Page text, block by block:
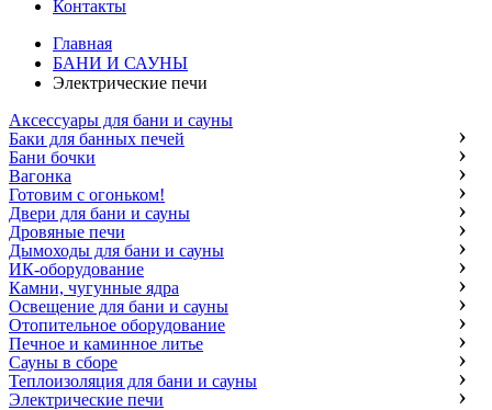
Контакты
Главная
БАНИ И САУНЫ
Электрические печи
Аксессуары для бани и сауны
Баки для банных печей
Бани бочки
Вагонка
Готовим с огоньком!
Двери для бани и сауны
Дровяные печи
Дымоходы для бани и сауны
ИК-оборудование
Камни, чугунные ядра
Освещение для бани и сауны
Отопительное оборудование
Печное и каминное литье
Сауны в сборе
Теплоизоляция для бани и сауны
Электрические печи